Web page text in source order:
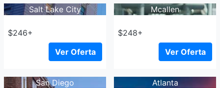
Salt Lake City
$246+
Ver Oferta
Mcallen
$248+
Ver Oferta
San Diego Atlanta